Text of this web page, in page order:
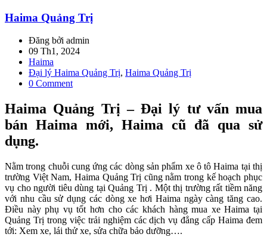
Haima Quảng Trị
Đăng bởi admin
09 Th1, 2024
Haima
Đại lý Haima Quảng Trị, Haima Quảng Trị
0 Comment
Haima Quảng Trị – Đại lý tư vấn mua
bán Haima mới, Haima cũ đã qua sử
dụng.
Nằm trong chuỗi cung ứng các dòng sản phẩm xe ô tô Haima tại thị
trường Việt Nam, Haima Quảng Trị cũng nằm trong kế hoạch phục
vụ cho người tiêu dùng tại Quảng Trị . Một thị trường rất tiềm năng
với nhu cầu sử dụng các dòng xe hơi Haima ngày càng tăng cao.
Điều này phụ vụ tốt hơn cho các khách hàng mua xe Haima tại
Quảng Trị trong việc trải nghiệm các dịch vụ đẳng cấp Haima đem
tới: Xem xe, lái thử xe, sửa chữa bảo dưỡng….